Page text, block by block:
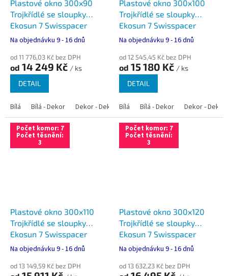
Plastové okno 300x90
Trojkřídlé se sloupky
Ekosun 7 Swisspacer
Ultimate
Na objednávku 9 - 16 dnů
od 11 776,03 Kč bez DPH
od 14 249 Kč / ks
DETAIL
Bílá Bílá - Dekor Dekor - Dekor Bílá - Antracit Bílá - Zlatý dub
Plastové okno 300x100
Trojkřídlé se sloupky
Ekosun 7 Swisspacer
Ultimate
Na objednávku 9 - 16 dnů
od 12 545,45 Kč bez DPH
od 15 180 Kč / ks
DETAIL
Bílá Bílá - Dekor Dekor - Dekor
Počet komor: 7
Počet těsnění:
3
Plastové okno 300x110
Trojkřídlé se sloupky
Ekosun 7 Swisspacer
Ultimate
Na objednávku 9 - 16 dnů
od 13 149,59 Kč bez DPH
Počet komor: 7
Počet těsnění:
3
Plastové okno 300x120
Trojkřídlé se sloupky
Ekosun 7 Swisspacer
Ultimate
Na objednávku 9 - 16 dnů
od 13 632,23 Kč bez DPH